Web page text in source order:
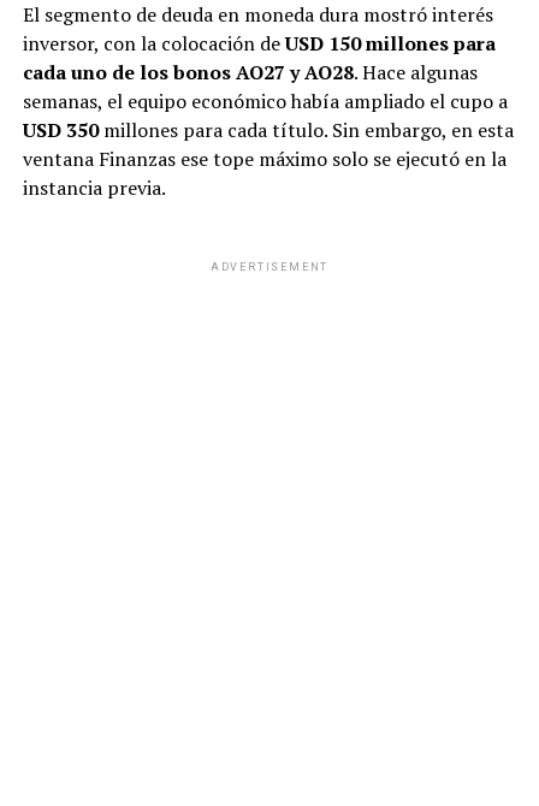
El segmento de deuda en moneda dura mostró interés
inversor, con la colocación deUSD 150 millones para
cada uno de los bonos AO27 y AO28. Hace algunas
semanas, el equipo económico había ampliado el cupo a
USD 350millones para cada título. Sin embargo, en esta
ventana Finanzas ese tope máximo solo se ejecutó en la
instancia previa.
ADVERTISEMENT